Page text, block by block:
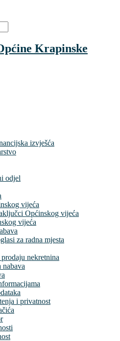
Krapinske
izvješća
odjel
vijeća
Općinskog vijeća
vijeća
za radna mjesta
nekretnina
nabava
i privatnost